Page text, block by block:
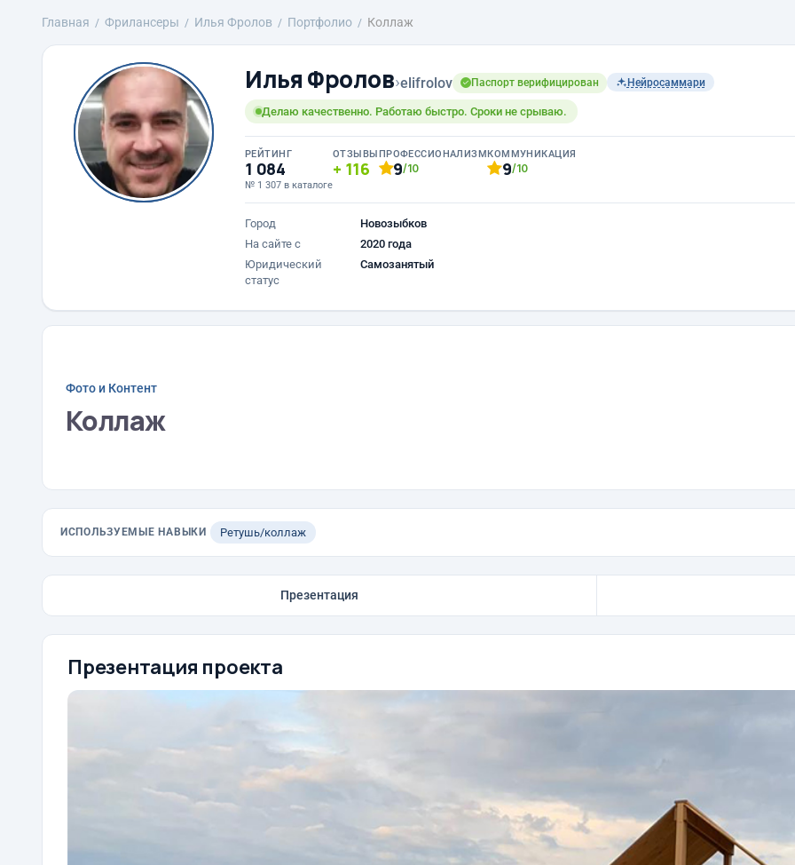
Главная Фрилансеры Илья Фролов Портфолио Коллаж
Илья Фролов›elifrolov Паспорт верифицирован Нейросаммари
Делаю качественно. Работаю быстро. Сроки не срываю.
РЕЙТИНГ
1 084
№ 1 307 в каталоге
ОТЗЫВЫ
116
ПРОФЕССИОНАЛИЗМ
9/10
КОММУНИКАЦИЯ
9/10
Город
Новозыбков
На сайте с
2020 года
Юридический
статус
Самозанятый
Фото и Контент
Коллаж
ИСПОЛЬЗУЕМЫЕ НАВЫКИ Ретушь/коллаж
Презентация
Презентация проекта